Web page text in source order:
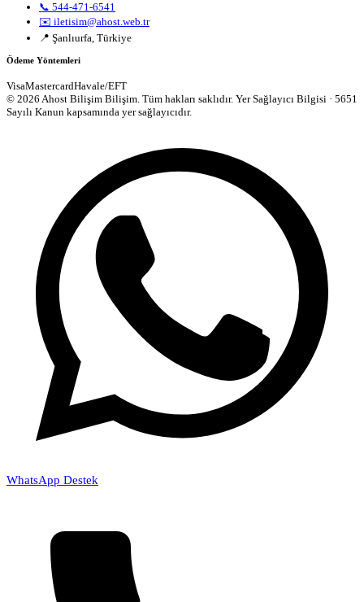
📞 544-471-6541
✉️ iletisim@ahost.web.tr
📍 Şanlıurfa, Türkiye
Ödeme Yöntemleri
VisaMastercardHavale/EFT
© 2026 Ahost Bilişim Bilişim. Tüm hakları saklıdır. Yer Sağlayıcı Bilgisi · 5651
Sayılı Kanun kapsamında yer sağlayıcıdır.
WhatsApp Destek